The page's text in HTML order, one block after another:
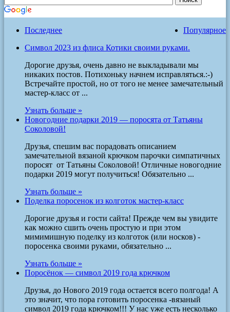
Популярное
Последнее
Символ 2023 из флиса Котики своими руками.
Дорогие друзья, очень давно не выкладывали мы
никаких постов. Потихоньку начнем исправляться.:-)
Встречайте простой, но от того не менее замечательный
мастер-класс от ...
Узнать больше »
Новогодние подарки 2019 — поросята от Татьяны
Соколовой!
Друзья, спешим вас порадовать описанием
замечательной вязаной крючком парочки симпатичных
поросят от Татьяны Соколовой! Отличные новогодние
подарки 2019 могут получиться! Обязательно ...
Узнать больше »
Поделка поросенок из колготок мастер-класс
Дорогие друзья и гости сайта! Прежде чем вы увидите
как можно сшить очень простую и при этом
мимимишную поделку из колготок (или носков) -
поросенка своими руками, обязательно ...
Узнать больше »
Поросёнок — символ 2019 года крючком
Друзья, до Нового 2019 года остается всего полгода! А
это значит, что пора готовить поросенка -вязаный
символ 2019 года крючком!!! У нас уже есть несколько